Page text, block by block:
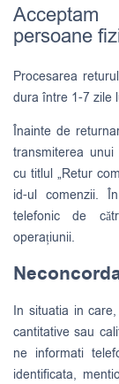
persoane
Procesarea
dura între 1-7 zile
Înainte de
transmiterea
cu titlul „Retur
id-ul comenzii.
telefonic de
operațiunii.
In situatia in
cantitative sau
ne informati
identificata,